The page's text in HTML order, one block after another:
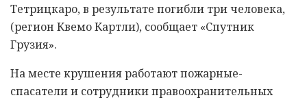
Тетрицкаро, в результате погибли три человека,
(регион Квемо Картли), сообщает «Спутник
Грузия».
На месте крушения работают пожарные-
спасатели и сотрудники правоохранительных